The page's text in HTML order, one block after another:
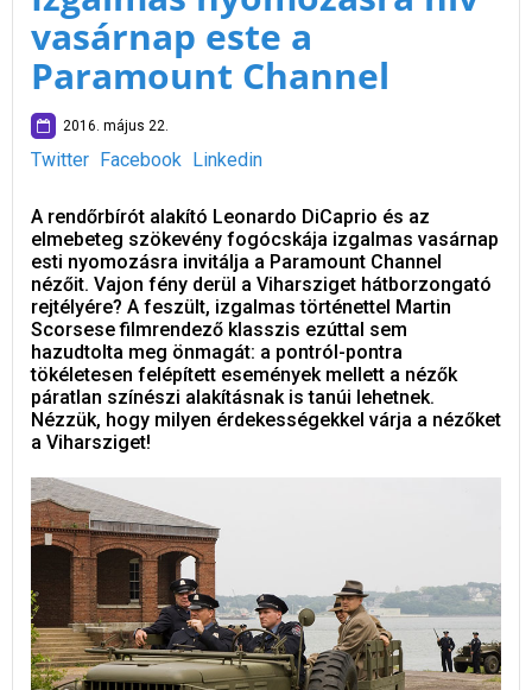
vasárnap este a
Paramount Channel
2016. május 22.
Twitter Facebook Linkedin
A rendőrbírót alakító Leonardo DiCaprio és az
elmebeteg szökevény fogócskája izgalmas vasárnap
esti nyomozásra invitálja a Paramount Channel
nézőit. Vajon fény derül a Viharsziget hátborzongató
rejtélyére? A feszült, izgalmas történettel Martin
Scorsese filmrendező klasszis ezúttal sem
hazudtolta meg önmagát: a pontról-pontra
tökéletesen felépített események mellett a nézők
páratlan színészi alakításnak is tanúi lehetnek.
Nézzük, hogy milyen érdekességekkel várja a nézőket
a Viharsziget!